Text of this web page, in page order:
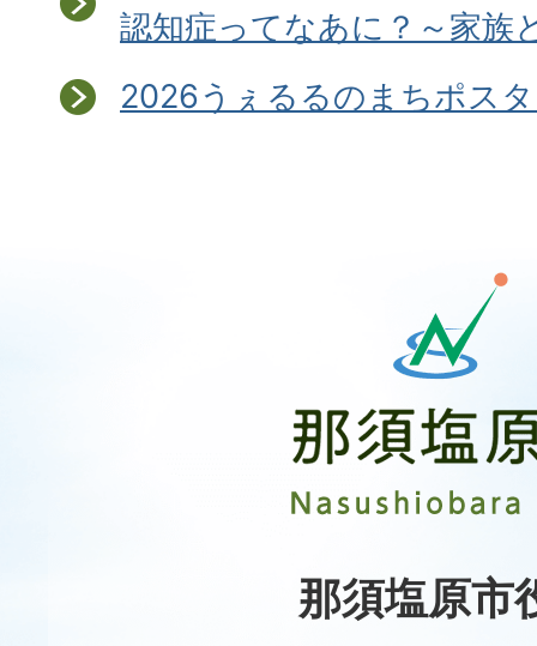
認知症ってなあに？～家族
2026うぇるるのまちポス
原
市
City
那須塩原市